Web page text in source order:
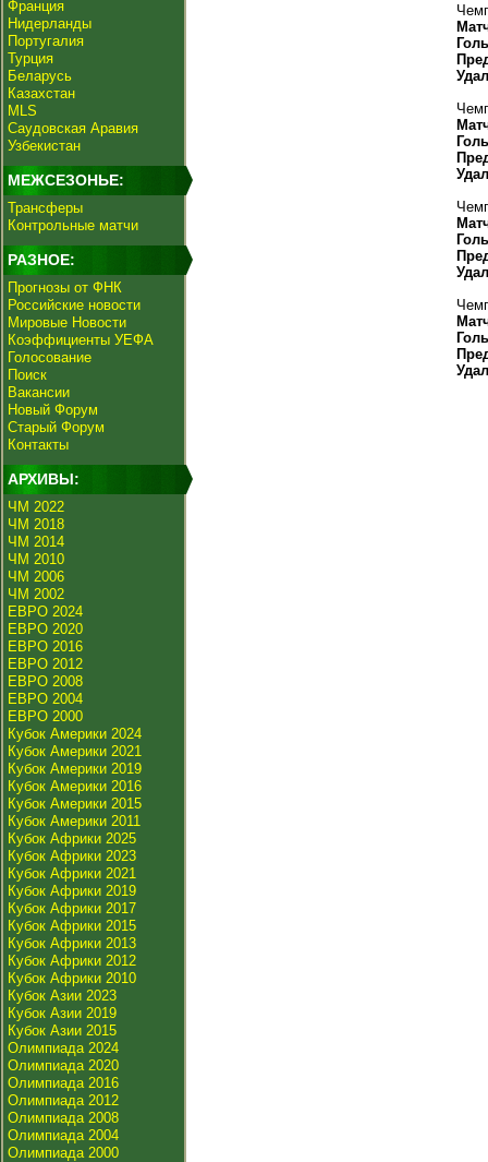
Франция
Нидерланды
Португалия
Турция
Беларусь
Казахстан
MLS
Саудовская Аравия
Узбекистан
МЕЖСЕЗОНЬЕ:
Трансферы
Контрольные матчи
РАЗНОЕ:
Прогнозы от ФНК
Российские новости
Мировые Новости
Коэффициенты УЕФА
Голосование
Поиск
Вакансии
Новый Форум
Старый Форум
Контакты
АРХИВЫ:
ЧМ 2022
ЧМ 2018
ЧМ 2014
ЧМ 2010
ЧМ 2006
ЧМ 2002
ЕВРО 2024
ЕВРО 2020
ЕВРО 2016
ЕВРО 2012
ЕВРО 2008
ЕВРО 2004
ЕВРО 2000
Кубок Америки 2024
Кубок Америки 2021
Кубок Америки 2019
Кубок Америки 2016
Кубок Америки 2015
Кубок Америки 2011
Кубок Африки 2025
Кубок Африки 2023
Кубок Африки 2021
Кубок Африки 2019
Кубок Африки 2017
Кубок Африки 2015
Кубок Африки 2013
Кубок Африки 2012
Кубок Африки 2010
Кубок Азии 2023
Кубок Азии 2019
Кубок Азии 2015
Олимпиада 2024
Олимпиада 2020
Олимпиада 2016
Олимпиада 2012
Олимпиада 2008
Олимпиада 2004
Олимпиада 2000